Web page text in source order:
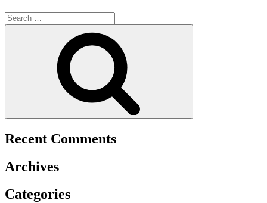
Search
for:
Recent Comments
Archives
Categories